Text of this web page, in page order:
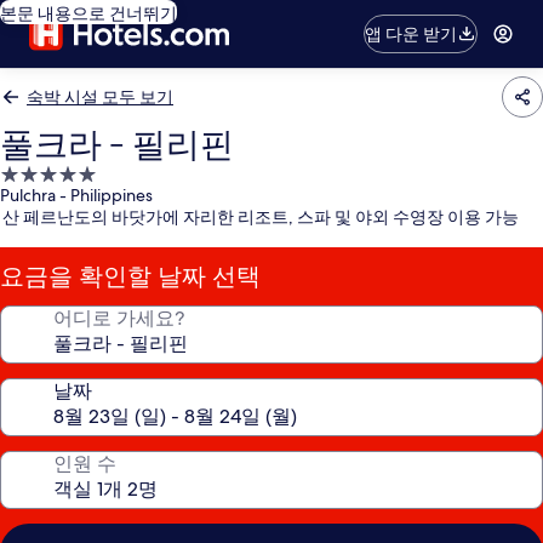
본문 내용으로 건너뛰기
앱 다운 받기
숙박 시설 모두 보기
풀크라 - 필리핀
5.0
성
급
숙
박
시
Pulchra - Philippines
산 페르난도의 바닷가에 자리한 리조트, 스파 및 야외 수영장 이용 가능
요금을 확인할 날짜 선택
어디로 가세요?
날짜
인원 수